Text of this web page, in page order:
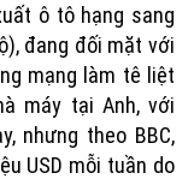
ô tô hạng sang
đang đối mặt với
mạng làm tê liệt
máy tại Anh, với
nhưng theo BBC,
USD mỗi tuần do